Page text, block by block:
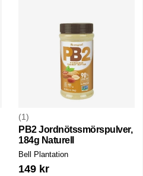
1
PB2 Jordnötssmörspulver,
184g Naturell
Bell Plantation
149 kr